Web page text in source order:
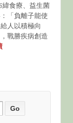
緯食療、益生菌
「負離子能使
人以積極向
戰勝疾病創造